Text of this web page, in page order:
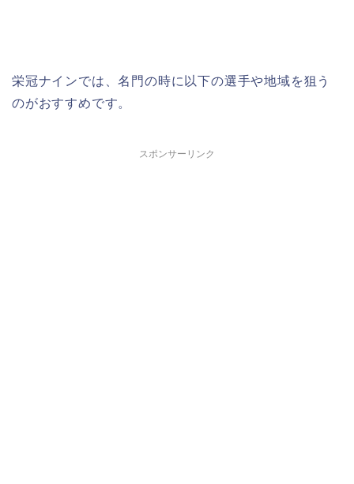
栄冠ナインでは、名門の時に以下の選手や地域を狙う
のがおすすめです。
スポンサーリンク